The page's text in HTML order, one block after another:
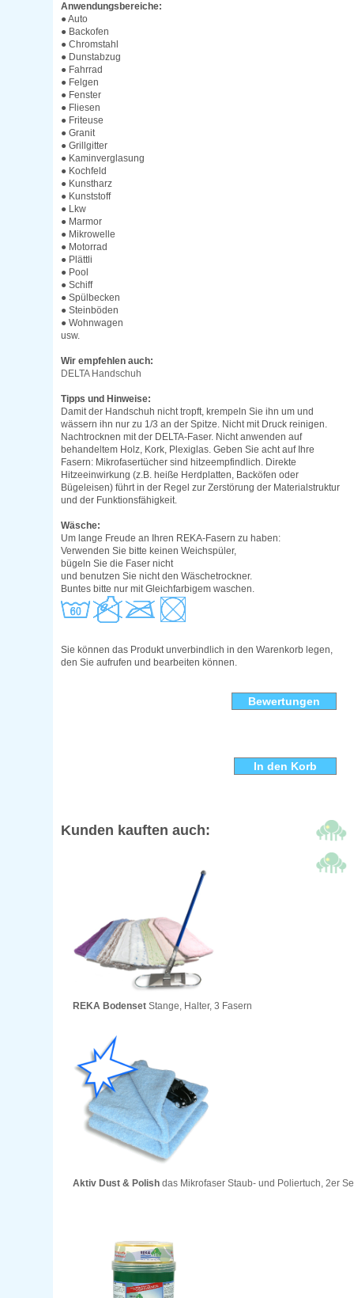
Anwendungsbereiche:
● Auto
● Backofen
● Chromstahl
● Dunstabzug
● Fahrrad
● Felgen
● Fenster
● Fliesen
● Friteuse
● Granit
● Grillgitter
● Kaminverglasung
● Kochfeld
● Kunstharz
● Kunststoff
● Lkw
● Marmor
● Mikrowelle
● Motorrad
● Plättli
● Pool
● Schiff
● Spülbecken
● Steinböden
● Wohnwagen
usw.
Wir empfehlen auch:
DELTA Handschuh
Tipps und Hinweise:
Damit der Handschuh nicht tropft, krempeln Sie ihn um und
wässern ihn nur zu 1/3 an der Spitze. Nicht mit Druck reinigen.
Nachtrocknen mit der DELTA-Faser. Nicht anwenden auf
behandeltem Holz, Kork, Plexiglas. Geben Sie acht auf Ihre
Fasern: Mikrofasertücher sind hitzeempfindlich. Direkte
Hitzeeinwirkung (z.B. heiße Herdplatten, Backöfen oder
Bügeleisen) führt in der Regel zur Zerstörung der Materialstruktur
und der Funktionsfähigkeit.
Wäsche:
Um lange Freude an Ihren REKA-Fasern zu haben:
Verwenden Sie bitte keinen Weichspüler,
bügeln Sie die Faser nicht
und benutzen Sie nicht den Wäschetrockner.
Buntes bitte nur mit Gleichfarbigem waschen.
Sie können das Produkt unverbindlich in den Warenkorb legen,
den Sie aufrufen und bearbeiten können.
Bewertungen
Kunden kauften auch:
REKA Bodenset Stange, Halter, 3 Fasern
Aktiv Dust & Polish das Mikrofaser Staub- und Poliertuch, 2er